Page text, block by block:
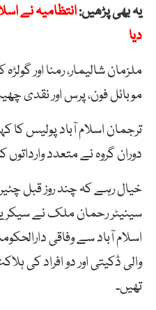
یہ بھی پڑھیں:انتظامیہ نے
دیا
ملزمان شالیمار، رمنا اور
موبائل فون، پرس اور نقدی
ترجمان اسلام آباد پولیس کا
دوران گروہ نے متعدد
خیال رہے کہ چند روز قبل
سینیٹر رحمان ملک نے
والی ڈکیتی اور دو افراد کی
تھیں۔